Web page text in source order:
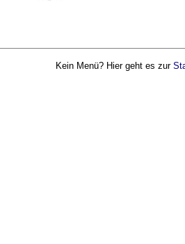
Kein Menü? Hier geht es zur